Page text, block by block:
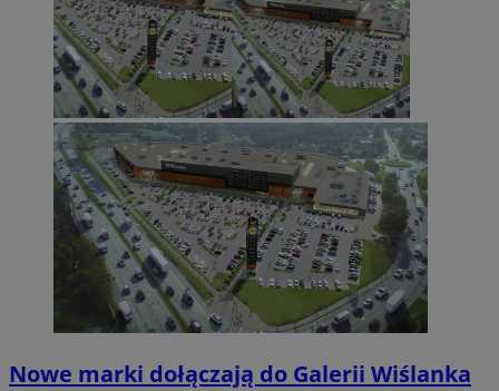
Nowe marki dołączają do Galerii Wiślanka